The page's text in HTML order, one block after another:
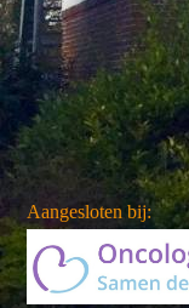
Aangesloten bij: